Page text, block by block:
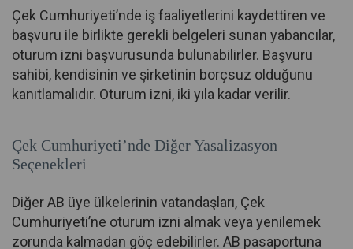
Çek Cumhuriyeti’nde iş faaliyetlerini kaydettiren ve
başvuru ile birlikte gerekli belgeleri sunan yabancılar,
oturum izni başvurusunda bulunabilirler. Başvuru
sahibi, kendisinin ve şirketinin borçsuz olduğunu
kanıtlamalıdır. Oturum izni, iki yıla kadar verilir.
Çek Cumhuriyeti’nde Diğer Yasalizasyon
Seçenekleri
Diğer AB üye ülkelerinin vatandaşları, Çek
Cumhuriyeti’ne oturum izni almak veya yenilemek
zorunda kalmadan göç edebilirler. AB pasaportuna